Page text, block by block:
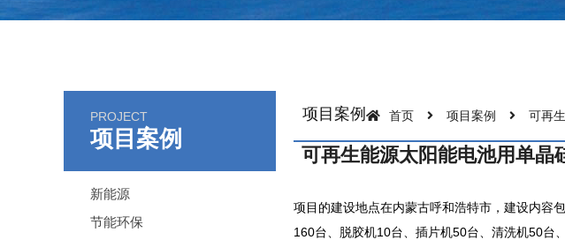
PROJECT
项目案例
新能源
节能环保
项目案例 首页 项目案例 可再
可再生能源太阳能电池用单晶
项目的建设地点在内蒙古呼和浩特市，建设内容
160台、脱胶机10台、插片机50台、清洗机50台